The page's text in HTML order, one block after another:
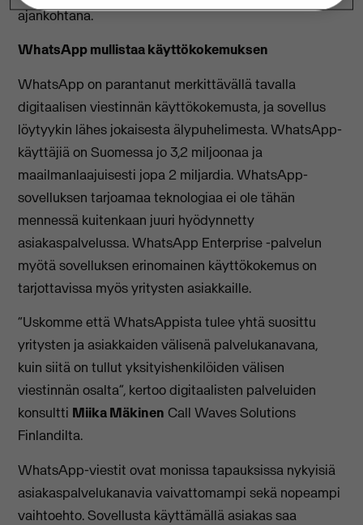
ajankohtana.
WhatsApp mullistaa käyttökokemuksen
WhatsApp on parantanut merkittävällä tavalla
digitaalisen viestinnän käyttökokemusta, ja sovellus
löytyykin lähes jokaisesta älypuhelimesta. WhatsApp-
käyttäjiä on Suomessa jo 3,2 miljoonaa ja
maailmanlaajuisesti jopa 2 miljardia. WhatsApp-
sovelluksen tarjoamaa teknologiaa ei ole tähän
mennessä kuitenkaan juuri hyödynnetty
asiakaspalvelussa. WhatsApp Enterprise -palvelun
myötä sovelluksen erinomainen käyttökokemus on
tarjottavissa myös yritysten asiakkaille.
“Uskomme että WhatsAppista tulee yhtä suosittu
yritysten ja asiakkaiden välisenä palvelukanavana,
kuin siitä on tullut yksityishenkilöiden välisen
viestinnän osalta”, kertoo digitaalisten palveluiden
konsultti Miika Mäkinen Call Waves Solutions
Finlandilta.
WhatsApp-viestit ovat monissa tapauksissa nykyisiä
asiakaspalvelukanavia vaivattomampi sekä nopeampi
vaihtoehto. Sovellusta käyttämällä asiakas saa